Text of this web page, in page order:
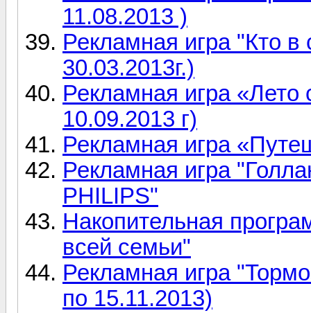
11.08.2013 )
Рекламная игра "Кто в
30.03.2013г.)
Рекламная игра
10.09.2013 г)
Рекламная игра
Рекламная игра
PHILIPS"
Накопительная
всей семьи"
Рекламная игра
по 15.11.2013)